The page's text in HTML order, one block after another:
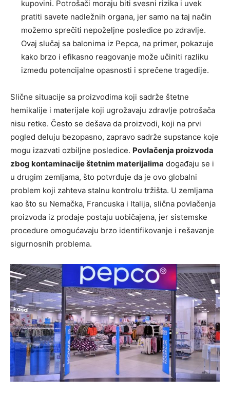
kupovini. Potrošači moraju biti svesni rizika i uvek
pratiti savete nadležnih organa, jer samo na taj način
možemo sprečiti nepoželjne posledice po zdravlje.
Ovaj slučaj sa balonima iz Pepca, na primer, pokazuje
kako brzo i efikasno reagovanje može učiniti razliku
između potencijalne opasnosti i sprečene tragedije.
Slične situacije sa proizvodima koji sadrže štetne
hemikalije i materijale koji ugrožavaju zdravlje potrošača
nisu retke. Često se dešava da proizvodi, koji na prvi
pogled deluju bezopasno, zapravo sadrže supstance koje
mogu izazvati ozbiljne posledice. Povlačenja proizvoda
zbog kontaminacije štetnim materijalima događaju se i
u drugim zemljama, što potvrđuje da je ovo globalni
problem koji zahteva stalnu kontrolu tržišta. U zemljama
kao što su Nemačka, Francuska i Italija, slična povlačenja
proizvoda iz prodaje postaju uobičajena, jer sistemske
procedure omogućavaju brzo identifikovanje i rešavanje
sigurnosnih problema.